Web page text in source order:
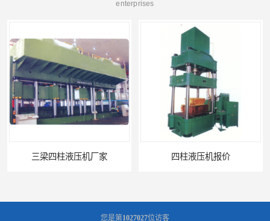
enterprises
三梁四柱液压机厂家 四柱液压机报价
您是第1027027位访客